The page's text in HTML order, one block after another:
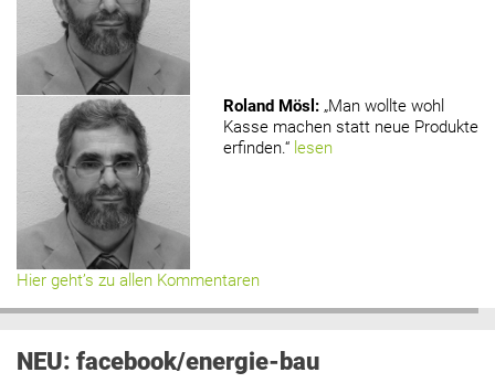
Roland Mösl : „Man wollte wohl
Kasse machen statt neue Produkte
erfinden.“ lesen
Hier geht’s zu allen Kommentaren
NEU: facebook/energie-bau